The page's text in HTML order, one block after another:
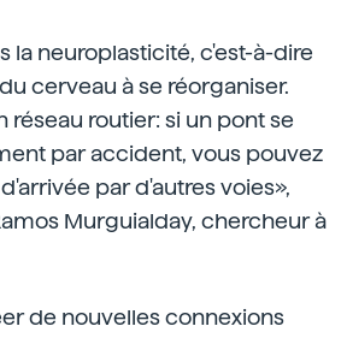
la neuroplasticité, c'est-à-dire
cerveau à se réorganiser.
réseau routier: si un pont se
par accident, vous pouvez
par d'autres voies»,
Murguialday, chercheur à
de nouvelles connexions